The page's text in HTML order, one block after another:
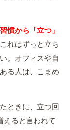
慣から「立つ」
れはずっと立ち
。オフィスや自
る人は、こまめ
ときに、立つ回
えると言われて